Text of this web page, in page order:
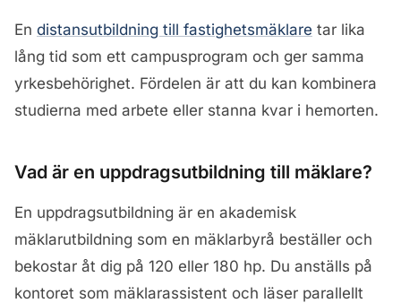
En distansutbildning till fastighetsmäklare tar lika
lång tid som ett campusprogram och ger samma
yrkesbehörighet. Fördelen är att du kan kombinera
studierna med arbete eller stanna kvar i hemorten.
Vad är en uppdragsutbildning till mäklare?
En uppdragsutbildning är en akademisk
mäklarutbildning som en mäklarbyrå beställer och
bekostar åt dig på 120 eller 180 hp. Du anställs på
kontoret som mäklarassistent och läser parallellt